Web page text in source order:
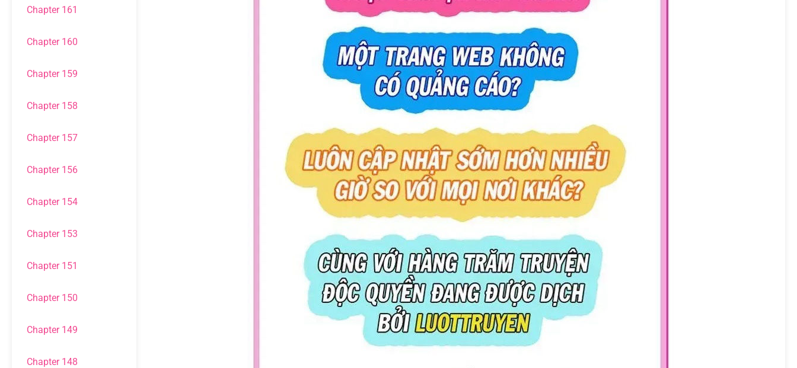
Chapter 161
Chapter 160
Chapter 159
Chapter 158
Chapter 157
Chapter 156
Chapter 154
Chapter 153
Chapter 151
Chapter 150
Chapter 149
Chapter 148